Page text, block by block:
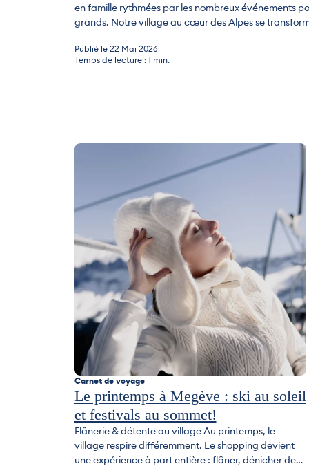
en famille rythmées par les nombreux événements
grands. Notre village au cœur des Alpes se
traditions, gastronomie, chevaux, musique et grands
vous outdoor, Megève vit au rythme d’événements
Publié le 22 Mai 2026
Temps de lecture : 1 min.
Le printemps à Megève : ski au soleil
et festivals au sommet!
Carnet de voyage
Flânerie & détente au village Au printemps, le
village respire différemment. Le shopping devient
une expérience à part entière : flâner, dénicher de